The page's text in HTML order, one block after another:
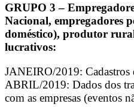
GRUPO 3 –
Nacional, empregadores
doméstico), produtor
lucrativos:
JANEIRO/2019: Cadastros
ABRIL/2019: Dados dos
com as empresas (eventos